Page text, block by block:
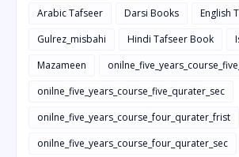
Arabic Tafseer
Darsi Books
English
Gulrez_misbahi
Hindi Tafseer Book
Mazameen
onilne_five_years_course_five_qurater_sec
onilne_five_years_course_four_qurater_frist
onilne_five_years_course_four_qurater_sec